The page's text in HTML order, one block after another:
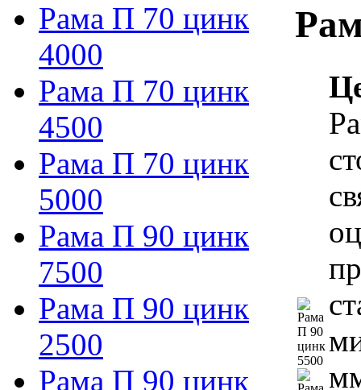
Рама П 70 цинк
4000
Рама П 70 цинк
4500
Рама П 70 цинк
5000
Рама П 90 цинк
7500
Рама П 90 цинк
2500
Рама П 90 цинк